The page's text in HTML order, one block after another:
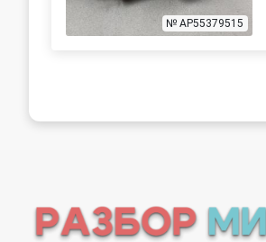
№ AP55379515